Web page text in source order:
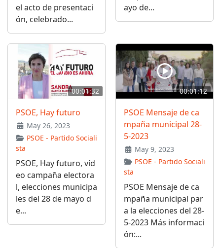
el acto de presentaci
ón, celebrado...
ayo de...
00:01:32
PSOE, Hay futuro
May 26, 2023
PSOE - Partido Sociali
sta
PSOE, Hay futuro, víd
eo campaña electora
l, elecciones municipa
les del 28 de mayo d
e...
00:01:12
PSOE Mensaje de ca
mpaña municipal 28-
5-2023
May 9, 2023
PSOE - Partido Sociali
sta
PSOE Mensaje de ca
mpaña municipal par
a la elecciones del 28-
5-2023 Más informaci
ón:...